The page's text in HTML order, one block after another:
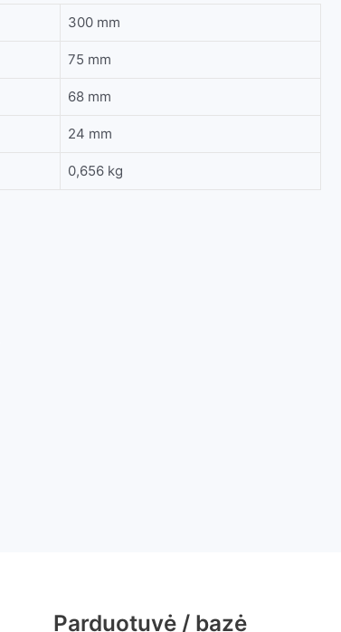
300 mm
75 mm
68 mm
24 mm
0,656 kg
Parduotuvė / bazė